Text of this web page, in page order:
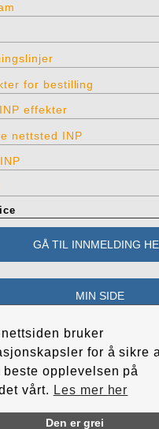
bruker
for å sikre
beste opplevelsen på
vårt. Les mer her
Den er grei
for bestilling
effekter
nettsted INP
38
Send FacebookInstagram